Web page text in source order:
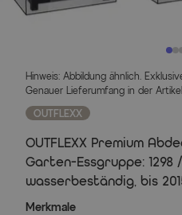
Hinweis: Abbildung ähnlich.
Genauer Lieferumfang in der
OUTFLEXX
OUTFLEXX Premium
Garten-Essgruppe: 1298
wasserbeständig, bis
Merkmale